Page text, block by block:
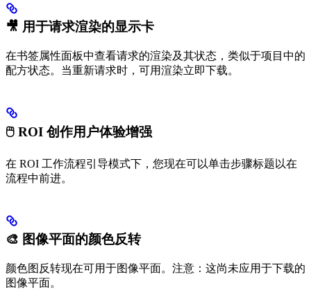
🎥 用于请求渲染的显示卡
在书签属性面板中查看请求的渲染及其状态，类似于项目中的
配方状态。当重新请求时，可用渲染立即下载。
🖱️ ROI 创作用户体验增强
在 ROI 工作流程引导模式下，您现在可以单击步骤标题以在
流程中前进。
🎨 图像平面的颜色反转
颜色图反转现在可用于图像平面。注意：这尚未应用于下载的
图像平面。